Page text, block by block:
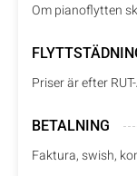
Om pianoflytten
Priser är efter
BETALNING
Faktura, swish,